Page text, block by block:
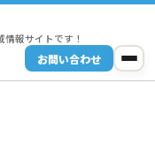
報サイトです！
お問い合わせ